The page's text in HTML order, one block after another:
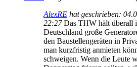
AlexRE hat geschrieben:
22:27Das THW hält überall
Deutschland große
den Baustellengeräten in
man kurzfristig anmieten
schweigen. Wenn die Leute